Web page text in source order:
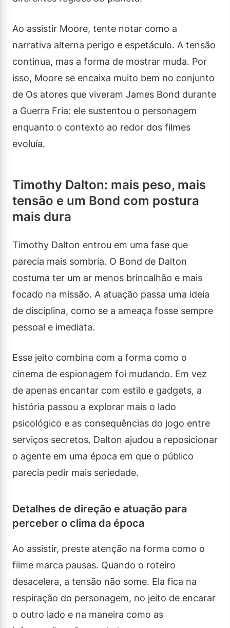
Ao assistir Moore, tente notar como a
narrativa alterna perigo e espetáculo. A tensão
continua, mas a forma de mostrar muda. Por
isso, Moore se encaixa muito bem no conjunto
de Os atores que viveram James Bond durante
a Guerra Fria: ele sustentou o personagem
enquanto o contexto ao redor dos filmes
evoluía.
Timothy Dalton: mais peso, mais
tensão e um Bond com postura
mais dura
Timothy Dalton entrou em uma fase que
parecia mais sombria. O Bond de Dalton
costuma ter um ar menos brincalhão e mais
focado na missão. A atuação passa uma ideia
de disciplina, como se a ameaça fosse sempre
pessoal e imediata.
Esse jeito combina com a forma como o
cinema de espionagem foi mudando. Em vez
de apenas encantar com estilo e gadgets, a
história passou a explorar mais o lado
psicológico e as consequências do jogo entre
serviços secretos. Dalton ajudou a reposicionar
o agente em uma época em que o público
parecia pedir mais seriedade.
Detalhes de direção e atuação para
perceber o clima da época
Ao assistir, preste atenção na forma como o
filme marca pausas. Quando o roteiro
desacelera, a tensão não some. Ela fica na
respiração do personagem, no jeito de encarar
o outro lado e na maneira como as